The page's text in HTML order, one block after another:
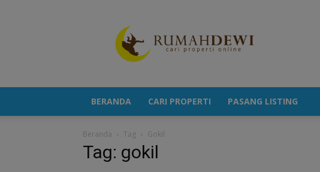
Berita
Properti
Terkini
BERANDA CARI PROPERTI PASANG LISTING
Beranda Tag Gokil
Tag: gokil